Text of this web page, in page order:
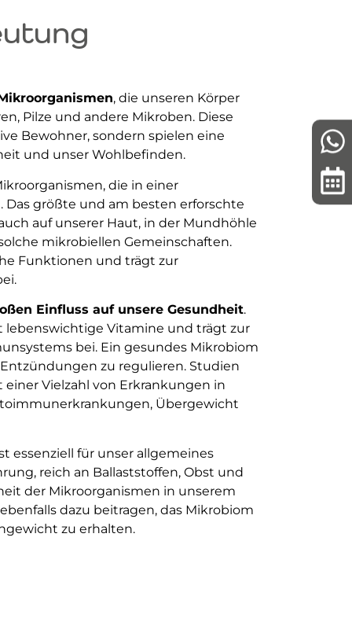
, die unseren Körper
Pilze und andere Mikroben. Diese
Bewohner, sondern spielen eine
und unser Wohlbefinden.
die in einer
größte und am besten erforschte
auf unserer Haut, in der Mundhöhle
mikrobiellen Gemeinschaften.
Funktionen und trägt zur
Einfluss auf unsere Gesundheit.
Vitamine und trägt zur
bei. Ein gesundes Mikrobiom
zu regulieren. Studien
Vielzahl von Erkrankungen in
Übergewicht
essenziell für unser allgemeines
reich an Ballaststoffen, Obst und
der Mikroorganismen in unserem
dazu beitragen, das Mikrobiom
zu erhalten.